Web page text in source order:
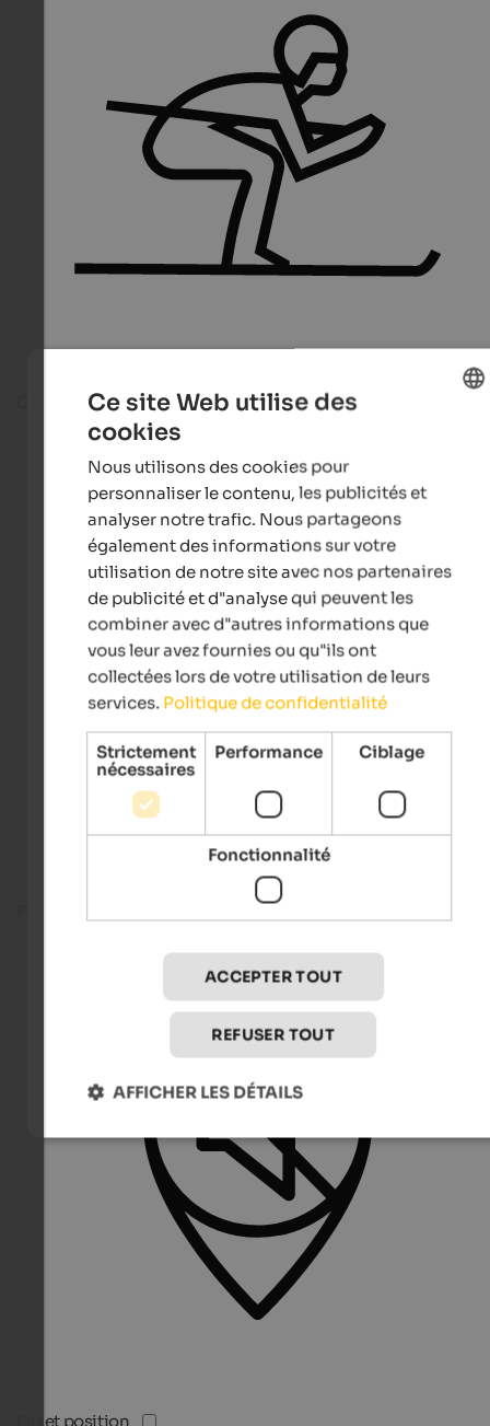
On the ski slope
Quiet position
Ce site Web utilise des
cookies
Nous utilisons des cookies pour
personnaliser le contenu, les publicités et
analyser notre trafic. Nous partageons
également des informations sur votre
utilisation de notre site avec nos partenaires
de publicité et d"analyse qui peuvent les
combiner avec d"autres informations que
vous leur avez fournies ou qu"ils ont
collectées lors de votre utilisation de leurs
services. Politique de confidentialité
Strictement
nécessaires
Performance Ciblage
Fonctionnalité
ACCEPTER TOUT
REFUSER TOUT
AFFICHER LES DÉTAILS